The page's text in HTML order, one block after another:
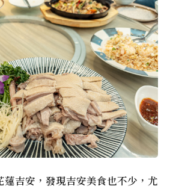
蓮吉安，發現吉安美食也不少，尤